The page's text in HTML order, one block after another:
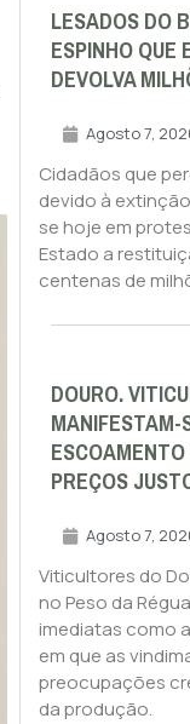
LESADOS DO
ESPINHO QUE
DEVOLVA
Agosto 7,
Cidadãos que
devido à
se hoje em
Estado a
centenas de
DOURO.
MANIFESTAM-
PREÇOS
Agosto 7,
Viticultores do
no Peso da
imediatas como
em que as
preocupações
da produção.